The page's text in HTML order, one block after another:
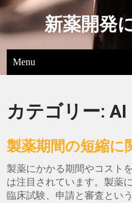
新薬開発
Menu
カテゴリー:AI
製薬期間の短縮に
製薬にかかる期間やコスト
は注目されています。製薬
臨床試験、申請と審査とい